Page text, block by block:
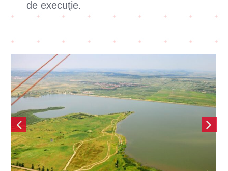
de execuţie.
Parc eolian Gemenele